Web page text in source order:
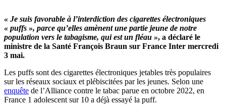
« Je suis favorable à l’interdiction des cigarettes électroniques
« puffs », parce qu’elles amènent une partie jeune de notre
population vers le tabagisme, qui est un fléau », a déclaré le
ministre de la Santé François Braun sur France Inter mercredi
3 mai.
Les puffs sont des cigarettes électroniques jetables très populaires
sur les réseaux sociaux et plébiscitées par les jeunes. Selon une
enquête de l’Alliance contre le tabac parue en octobre 2022, en
France 1 adolescent sur 10 a déjà essayé la puff.